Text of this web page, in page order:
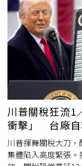
當地多家餐廳歷練
台後於米其林餐廳
自己的風味美學與
過另一間餐廳
薦名單，當天公布
是餐飲業的指標，
到現在台灣餐飲市
以親民實惠的價格
心拉近人與人之間
季節限定組合可以吃
搭配香緹鮮奶油，
（260元起，圖／魏
（左，580元／6入
的酒錢，酒醒後爆
都貴又不是第一天
盤子總是有的人就
啦」、「路邊攤堪
錢，不問價錢就有
點一杯號稱酒精濃
單嚇到酒醒。據《
有寫清楚，他是被
起喝，一共喝76杯
告。◎喝酒勿開車！
酒。
川普關稅狂流1
衝擊」 台廠自
川普揮舞關稅大刀
集體陷入高度緊張。